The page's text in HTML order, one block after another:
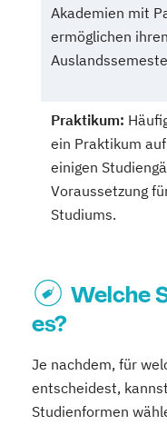
Akademien mit
ermöglichen
Praktikum:
ein Praktikum
einigen
Voraussetzung
Studiums.
Welche
es?
Je nachdem, für
entscheidest,
Studienformen